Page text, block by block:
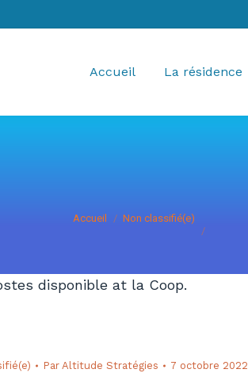
Accueil La résidence
Vous êtes ici :
Accueil Non classifié(e)
disponible at la Coop.
Par Altitude Stratégies 7 octobre 2022